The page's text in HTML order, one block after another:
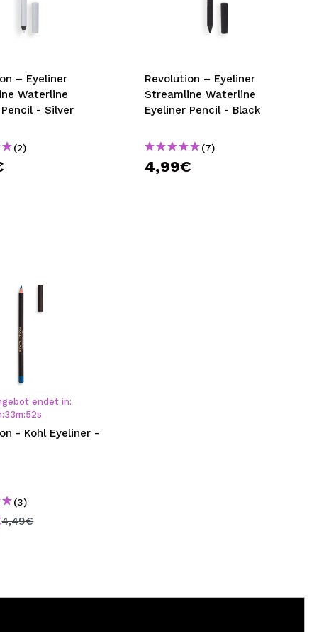
Waterline
- Silver
(2)
Revolution – Eyeliner
Streamline Waterline
Eyeliner Pencil - Black
(7)
4,99€
endet in:
:33m:51s
- Kohl Eyeliner -
(3)
4,49€